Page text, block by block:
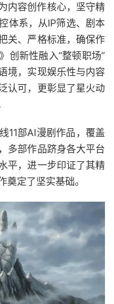
内容创作核心，坚守精
体系，从IP筛选、剧本
关、严格标准，确保作
创新性融入“整顿职场”
境，实现娱乐性与内容
认可，更彰显了星火动
11部AI漫剧作品，覆盖
多部作品跻身各大平台
平，进一步印证了其精
定了坚实基础。